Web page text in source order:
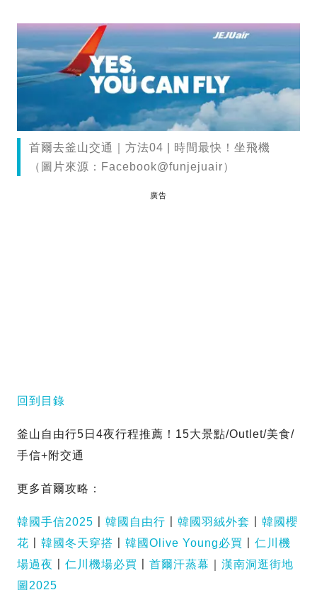
首爾去釜山交通｜方法04 | 時間最快！坐飛機
（圖片來源：Facebook@funjejuair）
廣告
回到目錄
釜山自由行5日4夜行程推薦！15大景點/Outlet/美食/
手信+附交通
更多首爾攻略：
韓國手信2025 韓國自由行 韓國羽絨外套
韓國櫻
花
韓國冬天穿搭 韓國Olive Young必買
仁川機
場過夜
仁川機場必買 首爾汗蒸幕
漢南洞逛街地
圖2025